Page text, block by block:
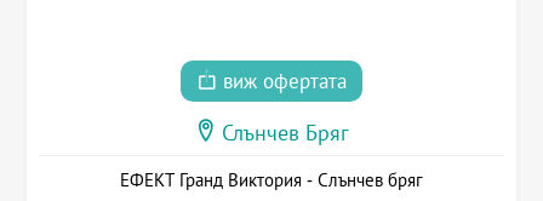
виж офертата
Слънчев Бряг
ЕФЕКТ Гранд Виктория - Слънчев бряг